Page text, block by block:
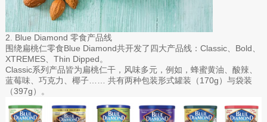
2. Blue Diamond 零食产品线
围绕扁桃仁零食Blue Diamond共开发了四大产品线：Classic、Bold、
XTREMES、Thin Dipped。
Classic系列产品皆为扁桃仁干，风味多元，例如，蜂蜜黄油、酸辣、
蓝莓味、巧克力、椰子…… 共有两种包装形式罐装（170g）与袋装
（397g）。